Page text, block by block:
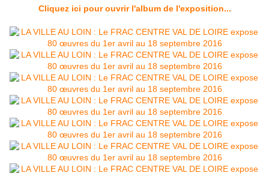
Cliquez ici pour ouvrir l'album de l'exposition...